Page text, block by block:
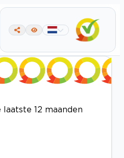
12 maanden